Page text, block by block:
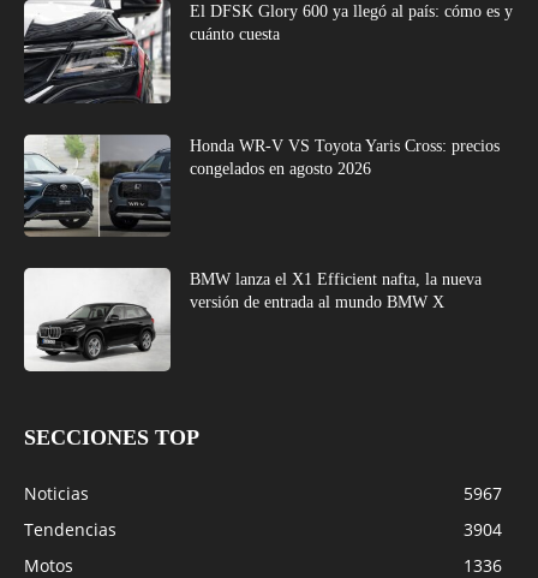
El DFSK Glory 600 ya llegó al país: cómo es y
cuánto cuesta
Honda WR-V VS Toyota Yaris Cross: precios
congelados en agosto 2026
BMW lanza el X1 Efficient nafta, la nueva
versión de entrada al mundo BMW X
SECCIONES TOP
Noticias
5967
Tendencias
3904
Motos
1336